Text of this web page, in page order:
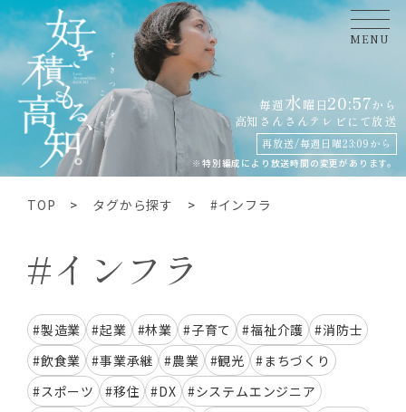
毎週水曜日20:57から
高知さんさんテレビにて放送
再放送/毎週日曜23:09から
※特別編成により放送時間の変更があります。
MENU
TOP タグから探す #インフラ
#インフラ
#製造業 #起業 #林業 #子育て #福祉介護
#消防士
#飲食業
#事業承継 #農業 #観光
#まちづくり
#スポーツ
#移住 #DX
#システムエンジニア